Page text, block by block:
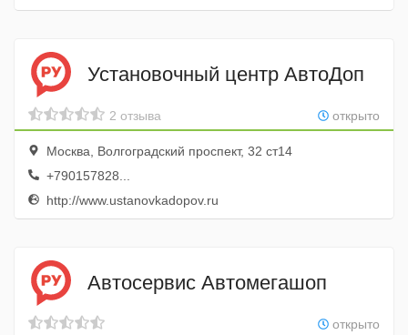
Установочный центр АвтоДоп
открыто
2 отзыва
Москва, Волгоградский проспект, 32 ст14
+790157828...
http://www.ustanovkadopov.ru
Автосервис Автомегашоп
открыто